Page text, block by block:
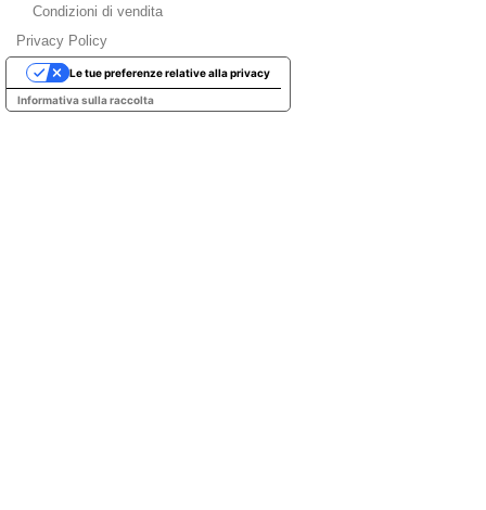
Condizioni di vendita
Privacy Policy
Informativa sulla raccolta
Le tue preferenze relative alla privacy